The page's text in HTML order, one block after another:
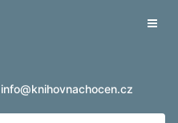
info@knihovnachocen.cz